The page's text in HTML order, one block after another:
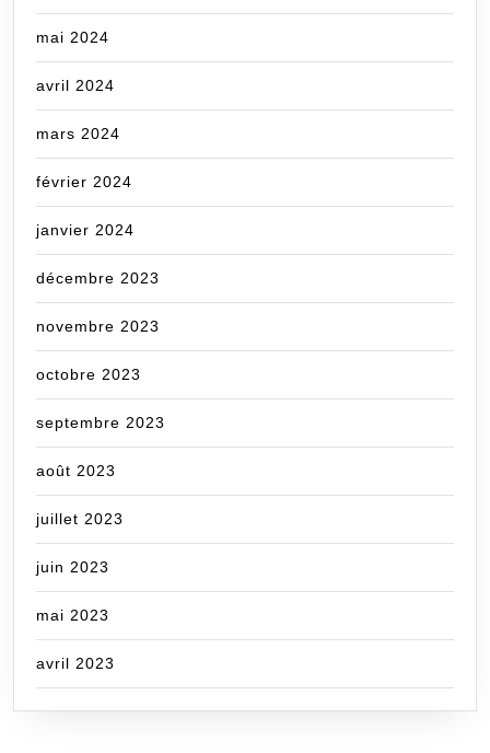
mai 2024
avril 2024
mars 2024
février 2024
janvier 2024
décembre 2023
novembre 2023
octobre 2023
septembre 2023
août 2023
juillet 2023
juin 2023
mai 2023
avril 2023